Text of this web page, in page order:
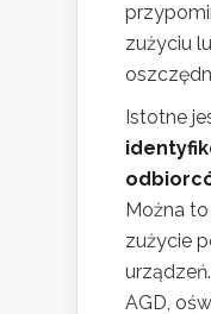
zużyciu
Istotne
Można
zużycie
AGD,